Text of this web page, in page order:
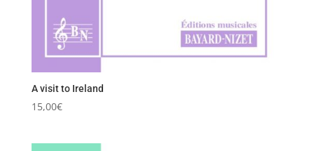
A visit to Ireland
15,00€